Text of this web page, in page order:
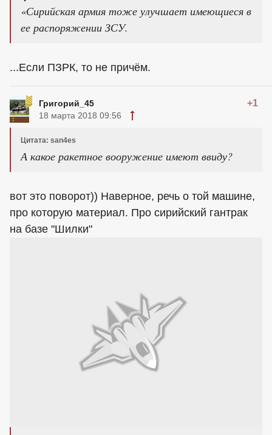
«Сирийская армия тоже улучшает имеющиеся в
ее распоряжении ЗСУ.
...Если ПЗРК, то не причём.
Григорий_45 +1
18 марта 2018 09:56
Цитата: san4es
А какое ракетное вооружение имеют ввиду?
вот это поворот)) Наверное, речь о той машине,
про которую материал. Про сирийский гантрак
на базе "Шилки"